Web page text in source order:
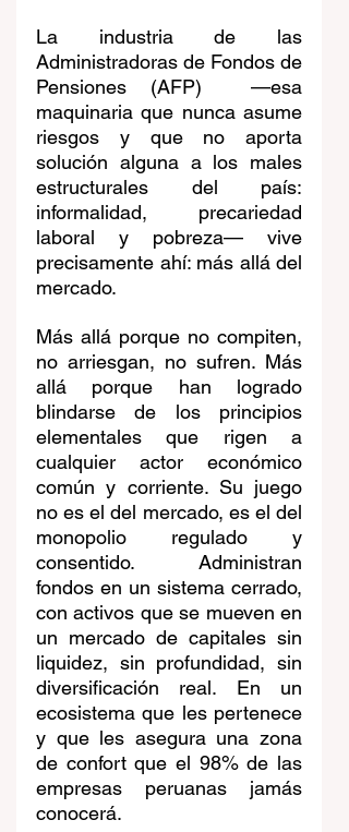
Administradoras de Fondos de
Pensiones (AFP)
—esa
maquinaria que nunca asume
riesgos y que no aporta
solución alguna a los males
estructurales del país:
informalidad, precariedad
laboral y pobreza— vive
precisamente ahí: más allá del
mercado.
Más allá porque no compiten,
no arriesgan, no sufren. Más
allá porque han logrado
blindarse de los principios
elementales que rigen a
cualquier actor económico
común y corriente. Su juego
no es el del mercado, es el del
monopolio regulado y
consentido. Administran
fondos en un sistema cerrado,
con activos que se mueven en
un mercado de capitales sin
liquidez, sin profundidad, sin
diversificación real. En un
ecosistema que les pertenece
y que les asegura una zona
de confort que el 98% de las
empresas peruanas jamás
conocerá.